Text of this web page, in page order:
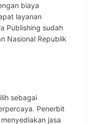
biaya
layanan
Publishing sudah
Nasional Republik
sebagai
Penerbit
jasa